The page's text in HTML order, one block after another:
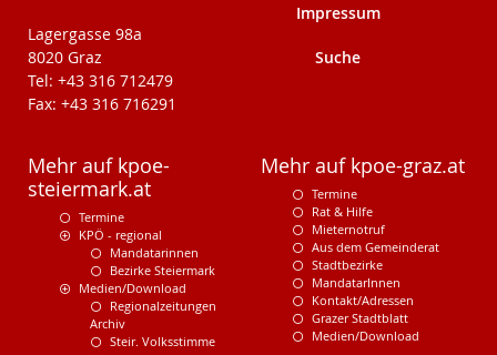
KPÖ-Steiermark
Lagergasse 98a
8020 Graz
Tel: +43 316 712479
Fax: +43 316 716291
Impressum
Suche
Mehr auf kpoe-
steiermark.at
Termine
KPÖ - regional
Mandatarinnen
Bezirke Steiermark
Medien/Download
Regionalzeitungen
Archiv
Steir. Volksstimme
Mehr auf kpoe-graz.at
Termine
Rat & Hilfe
Mieternotruf
Aus dem Gemeinderat
Stadtbezirke
MandatarInnen
Kontakt/Adressen
Grazer Stadtblatt
Medien/Download